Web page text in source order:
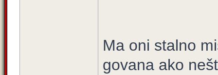
Ma oni stalno
govana ako